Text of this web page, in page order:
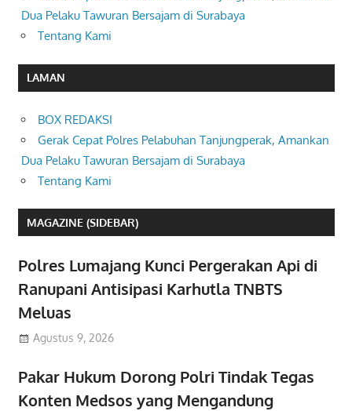
Dua Pelaku Tawuran Bersajam di Surabaya
Tentang Kami
LAMAN
BOX REDAKSI
Gerak Cepat Polres Pelabuhan Tanjungperak, Amankan
Dua Pelaku Tawuran Bersajam di Surabaya
Tentang Kami
MAGAZINE (SIDEBAR)
Polres Lumajang Kunci Pergerakan Api di
Ranupani Antisipasi Karhutla TNBTS
Meluas
Agustus 9, 2026
Pakar Hukum Dorong Polri Tindak Tegas
Konten Medsos yang Mengandung